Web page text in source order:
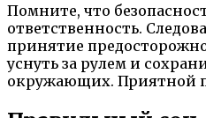
Помните, что
ответственность.
принятие
уснуть за рулем и
окружающих. Приятной